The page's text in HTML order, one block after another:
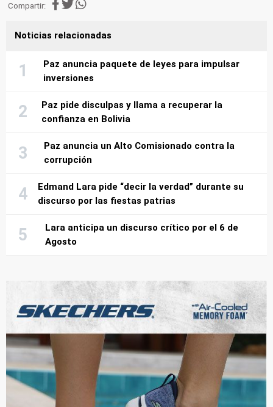
Compartir:
Noticias relacionadas
Paz anuncia paquete de leyes para impulsar
inversiones
Paz pide disculpas y llama a recuperar la
confianza en Bolivia
Paz anuncia un Alto Comisionado contra la
corrupción
Edmand Lara pide “decir la verdad” durante su
discurso por las fiestas patrias
Lara anticipa un discurso crítico por el 6 de
Agosto